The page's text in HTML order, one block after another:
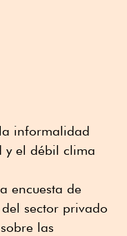
informalidad
y el débil clima
encuesta de
sector privado
las